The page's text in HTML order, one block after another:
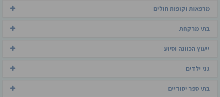
מרפאות וקופות חולים
בתי מרקחת
ייעוץ הכוונה וסיוע
גני ילדים
בתי ספר יסודיים